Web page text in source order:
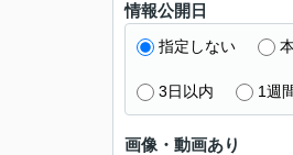
情報公開日
指定しない
3日以内 1週
画像・動画あり